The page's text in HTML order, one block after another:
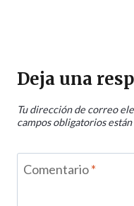
Deja una
Tu dirección de correo
campos obligatorios
Comentario*